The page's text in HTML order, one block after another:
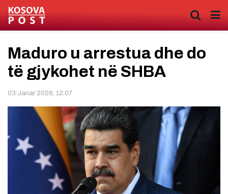
Maduro u arrestua dhe do
të gjykohet në SHBA
03 Janar 2026, 12:07